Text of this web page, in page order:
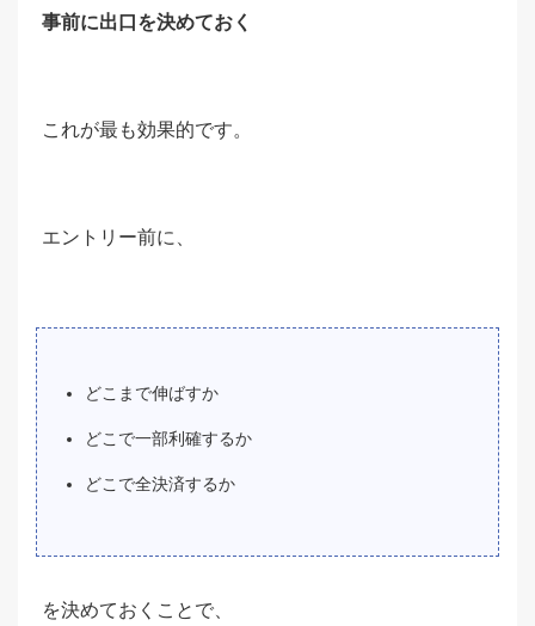
事前に出口を決めておく
これが最も効果的です。
エントリー前に、
どこまで伸ばすか
どこで一部利確するか
どこで全決済するか
を決めておくことで、